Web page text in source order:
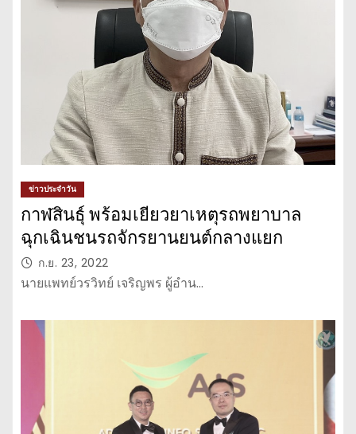
ข่าวประจำวัน
กาฬสินธุ์ พร้อมเยียวยาเหตุรถพยาบาล
ฉุกเฉินชนรถจักรยานยนต์กลางแยก
ก.ย. 23, 2022
นายแพทย์วรวิทย์ เจริญพร ผู้อำน…